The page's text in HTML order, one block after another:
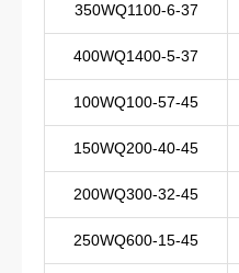
350WQ1100-6-37
400WQ1400-5-37
100WQ100-57-45
150WQ200-40-45
200WQ300-32-45
250WQ600-15-45